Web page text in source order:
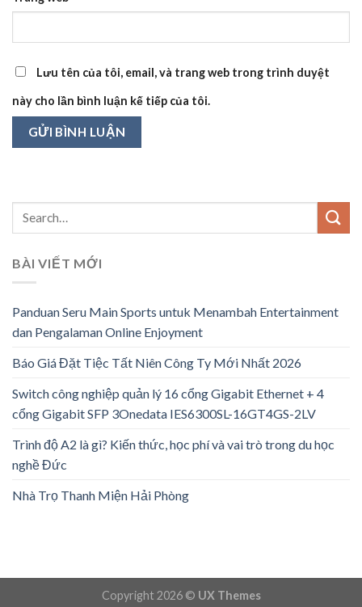
Lưu tên của tôi, email, và trang web trong trình duyệt
này cho lần bình luận kế tiếp của tôi.
BÀI VIẾT MỚI
Panduan Seru Main Sports untuk Menambah Entertainment
dan Pengalaman Online Enjoyment
Báo Giá Đặt Tiệc Tất Niên Công Ty Mới Nhất 2026
Switch công nghiệp quản lý 16 cổng Gigabit Ethernet + 4
cổng Gigabit SFP 3Onedata IES6300SL-16GT4GS-2LV
Trình độ A2 là gì? Kiến thức, học phí và vai trò trong du học
nghề Đức
Nhà Trọ Thanh Miện Hải Phòng
Copyright 2026 © UX Themes